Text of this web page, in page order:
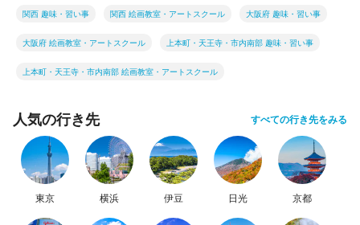
関西 趣味・習い事 関西 絵画教室・アートスクール 大阪府 趣味・習い事
大阪府 絵画教室・アートスクール 上本町・天王寺・市内南部 趣味・習い事
上本町・天王寺・市内南部 絵画教室・アートスクール
人気の行き先 すべての行き先をみる
東京 横浜 伊豆 日光 京都